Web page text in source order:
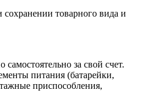
сохранении товарного вида и
за свой счет.
питания (батарейки,
приспособления,